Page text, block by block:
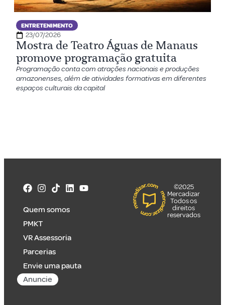
ENTRETENIMENTO
23/07/2026
Mostra de Teatro Águas de Manaus
promove programação gratuita
Programação conta com atrações nacionais e produções
amazonenses, além de atividades formativas em diferentes
espaços culturais da capital
Quem somos
PMKT
VR Assessoria
Parcerias
Envie uma pauta
Anuncie
©2025
Mercadizar
Todos os
direitos
reservados